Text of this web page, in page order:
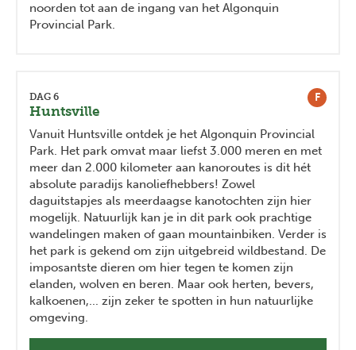
noorden tot aan de ingang van het Algonquin
Provincial Park.
F
DAG 6
Huntsville
Vanuit Huntsville ontdek je het Algonquin Provincial
Park. Het park omvat maar liefst 3.000 meren en met
meer dan 2.000 kilometer aan kanoroutes is dit hét
absolute paradijs kanoliefhebbers! Zowel
daguitstapjes als meerdaagse kanotochten zijn hier
mogelijk. Natuurlijk kan je in dit park ook prachtige
wandelingen maken of gaan mountainbiken. Verder is
het park is gekend om zijn uitgebreid wildbestand. De
imposantste dieren om hier tegen te komen zijn
elanden, wolven en beren. Maar ook herten, bevers,
kalkoenen,... zijn zeker te spotten in hun natuurlijke
omgeving.